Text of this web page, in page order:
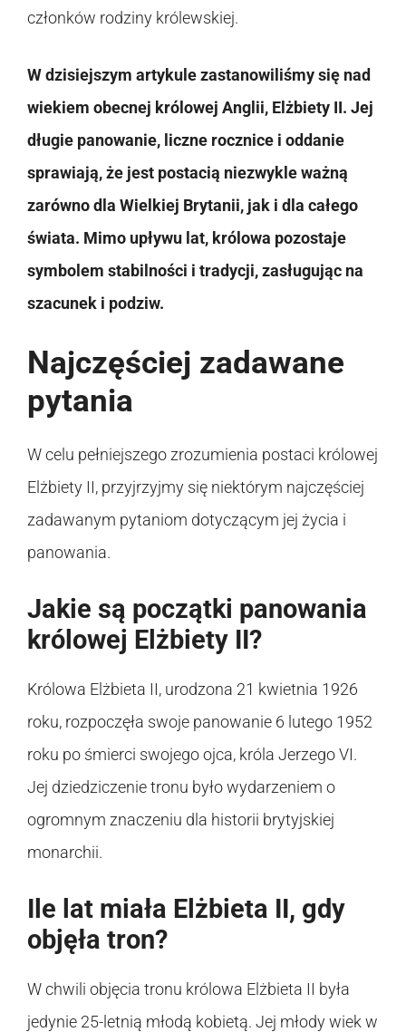
członków rodziny królewskiej.
W dzisiejszym artykule zastanowiliśmy się nad
wiekiem obecnej królowej Anglii, Elżbiety II. Jej
długie panowanie, liczne rocznice i oddanie
sprawiają, że jest postacią niezwykle ważną
zarówno dla Wielkiej Brytanii, jak i dla całego
świata. Mimo upływu lat, królowa pozostaje
symbolem stabilności i tradycji, zasługując na
szacunek i podziw.
Najczęściej zadawane
pytania
W celu pełniejszego zrozumienia postaci królowej
Elżbiety II, przyjrzyjmy się niektórym najczęściej
zadawanym pytaniom dotyczącym jej życia i
panowania.
Jakie są początki panowania
królowej Elżbiety II?
Królowa Elżbieta II, urodzona 21 kwietnia 1926
roku, rozpoczęła swoje panowanie 6 lutego 1952
roku po śmierci swojego ojca, króla Jerzego VI.
Jej dziedziczenie tronu było wydarzeniem o
ogromnym znaczeniu dla historii brytyjskiej
monarchii.
Ile lat miała Elżbieta II, gdy
objęła tron?
W chwili objęcia tronu królowa Elżbieta II była
jedynie 25-letnią młodą kobietą. Jej młody wiek w